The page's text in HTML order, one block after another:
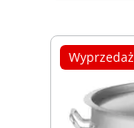
Wyprzedaż